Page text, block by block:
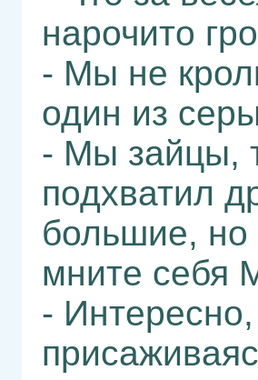
нарочито
- Мы не
один из
- Мы зайцы,
подхватил
большие,
мните себя
-